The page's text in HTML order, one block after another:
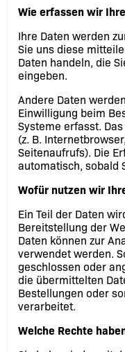
Wie erfassen wir
Ihre Daten werden
Sie uns diese
Daten handeln, die
eingeben.
Andere Daten
Einwilligung beim
Systeme erfasst.
(z. B.
Seitenaufrufs). Die
automatisch, sobald
Wofür nutzen wir
Ein Teil der Daten
Bereitstellung der
Daten können zur
verwendet werden.
geschlossen oder
die übermittelten
Bestellungen oder
verarbeitet.
Welche Rechte